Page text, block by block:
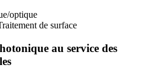
optique
de surface
au service des